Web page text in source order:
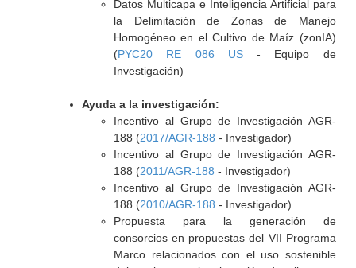
Datos Multicapa e Inteligencia Artificial para
la Delimitación de Zonas de Manejo
Homogéneo en el Cultivo de Maíz (zonIA)
(PYC20 RE 086 US- Equipo de
Investigación)
Ayuda a la investigación:
Incentivo al Grupo de Investigación AGR-
188 (2017/AGR-188 - Investigador)
Incentivo al Grupo de Investigación AGR-
188 (2011/AGR-188 - Investigador)
Incentivo al Grupo de Investigación AGR-
188 (2010/AGR-188 - Investigador)
Propuesta para la generación de
consorcios en propuestas del VII Programa
Marco relacionados con el uso sostenible